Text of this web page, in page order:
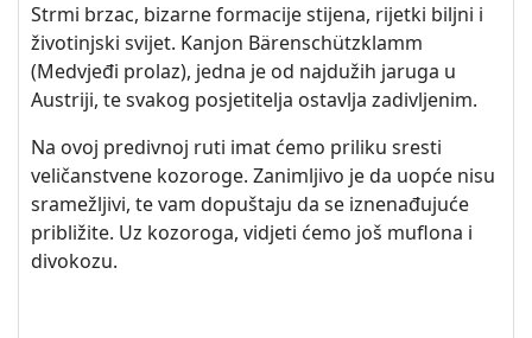
Strmi brzac, bizarne formacije stijena, rijetki biljni i
životinjski svijet. Kanjon Bärenschützklamm
(Medvjeđi prolaz), jedna je od najdužih jaruga u
Austriji, te svakog posjetitelja ostavlja zadivljenim.
Na ovoj predivnoj ruti imat ćemo priliku sresti
veličanstvene kozoroge. Zanimljivo je da uopće nisu
sramežljivi, te vam dopuštaju da se iznenađujuće
približite. Uz kozoroga, vidjeti ćemo još muflona i
divokozu.